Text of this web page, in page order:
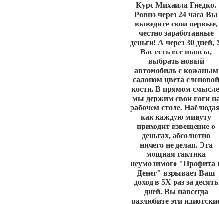
Курс Михаила Гнедко.
Ровно через 24 часа Вы
выведите свои первые,
честно заработанные
деньги! А через 30 дней,
Вас есть все шансы,
выбрать новый
автомобиль с кожаным
салоном цвета слоновой
кости. В прямом
мы держим свои ноги
рабочем столе.
как каждую минуту
приходит извещение о
деньгах, абсолютно
ничего не делая. Эта
мощная тактика
неумолимого "Профита
Денег" взрывает Ваш
доход в 5Х раз за десять
дней. Вы навсегда
разлюбите эти